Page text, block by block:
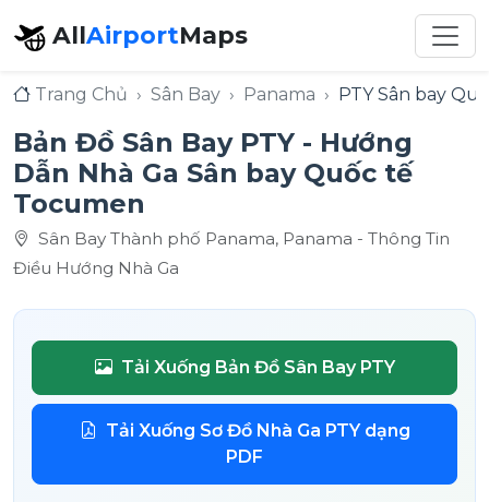
AllAirportMaps
Trang Chủ Sân Bay Panama PTY Sân bay
Bản Đồ Sân Bay PTY - Hướng
Dẫn Nhà Ga Sân bay Quốc tế
Tocumen
Sân Bay Thành phố Panama, Panama - Thông Tin
Điều Hướng Nhà Ga
Tải Xuống Bản Đồ Sân Bay PTY
Tải Xuống Sơ Đồ Nhà Ga PTY dạng
PDF